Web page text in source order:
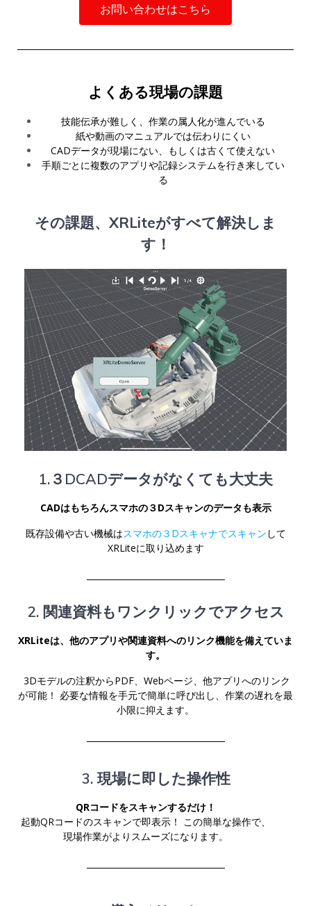
お問い合わせはこちら
よくある現場の課題
技能伝承が難しく、作業の属人化が進んでいる
紙や動画のマニュアルでは伝わりにくい
CADデータが現場にない、もしくは古くて使えない
手順ごとに複数のアプリや記録システムを行き来してい
る
その課題、XRLiteがすべて解決しま
す！
1.３DCADデータがなくても大丈夫
CADはもちろんスマホの３Dスキャンのデータも表示
既存設備や古い機械はスマホの３Dスキャナでスキャン して
XRLiteに取り込めます
2. 関連資料もワンクリックでアクセス
XRLiteは、他のアプリや関連資料へのリンク機能を備えていま
す。
3Dモデルの注釈からPDF、Webページ、他アプリへのリンク
が可能！ 必要な情報を手元で簡単に呼び出し、作業の遅れを最
小限に抑えます。
3. 現場に即した操作性
QRコードをスキャンするだけ！
起動QRコードのスキャンで即表示！ この簡単な操作で、
現場作業がよりスムーズになります。